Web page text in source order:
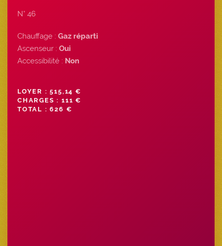
N° 46
Chauffage : Gaz réparti
Ascenseur : Oui
Accessibilité : Non
LOYER : 515,14 €
CHARGES : 111 €
TOTAL : 626 €